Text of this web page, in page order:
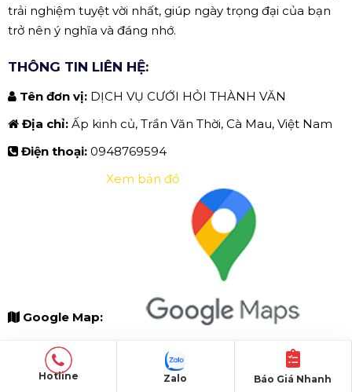
trải nghiệm tuyệt vời nhất, giúp ngày trọng đại của bạn
trở nên ý nghĩa và đáng nhớ.
THÔNG TIN LIÊN HỆ:
Tên đơn vị: DỊCH VỤ CƯỚI HỎI THÀNH VĂN
Địa chỉ: Ấp kinh củ, Trần Văn Thời, Cà Mau, Việt Nam
Điện thoại: 0948769594
Google Map:
Xem bản đồ
✅ HAPPY GARDEN - TÂM DECOR.
Hotline Báo Giá Nhanh
Zalo